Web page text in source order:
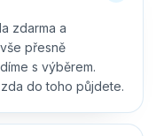
zdarma a
přesně
s výběrem.
do toho půjdete.